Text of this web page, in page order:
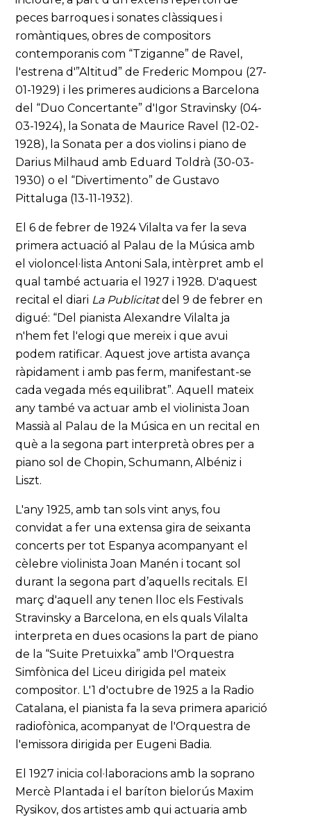
peces barroques i sonates clàssiques i
romàntiques, obres de compositors
contemporanis com “Tziganne” de Ravel,
l'estrena d'”Altitud” de Frederic Mompou (27-
01-1929) i les primeres audicions a Barcelona
del “Duo Concertante” d'Igor Stravinsky (04-
03-1924), la Sonata de Maurice Ravel (12-02-
1928), la Sonata per a dos violins i piano de
Darius Milhaud amb Eduard Toldrà (30-03-
1930) o el “Divertimento” de Gustavo
Pittaluga (13-11-1932).
El 6 de febrer de 1924 Vilalta va fer la seva
primera actuació al Palau de la Música amb
el violoncel·lista Antoni Sala, intèrpret amb el
qual també actuaria el 1927 i 1928. D'aquest
recital el diari La Publicitatdel 9 de febrer en
digué: “Del pianista Alexandre Vilalta ja
n'hem fet l'elogi que mereix i que avui
podem ratificar. Aquest jove artista avança
ràpidament i amb pas ferm, manifestant-se
cada vegada més equilibrat”. Aquell mateix
any també va actuar amb el violinista Joan
Massià al Palau de la Música en un recital en
què a la segona part interpretà obres per a
piano sol de Chopin, Schumann, Albéniz i
Liszt.
L'any 1925, amb tan sols vint anys, fou
convidat a fer una extensa gira de seixanta
concerts per tot Espanya acompanyant el
cèlebre violinista Joan Manén i tocant sol
durant la segona part d’aquells recitals. El
març d'aquell any tenen lloc els Festivals
Stravinsky a Barcelona, en els quals Vilalta
interpreta en dues ocasions la part de piano
de la “Suite Pretuixka” amb l'Orquestra
Simfònica del Liceu dirigida pel mateix
compositor. L'1 d'octubre de 1925 a la Radio
Catalana, el pianista fa la seva primera aparició
radiofònica, acompanyat de l'Orquestra de
l'emissora dirigida per Eugeni Badia.
El 1927 inicia col·laboracions amb la soprano
Mercè Plantada i el baríton bielorús Maxim
Rysikov, dos artistes amb qui actuaria amb